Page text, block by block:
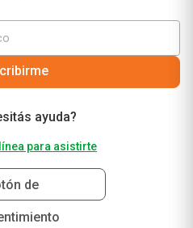
ayuda?
para asistirte
de